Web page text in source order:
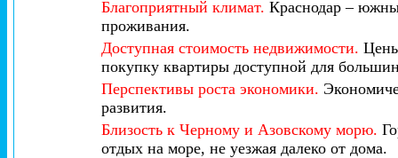
Благоприятный климат. Краснодар –
проживания.
Доступная стоимость недвижимости.
покупку квартиры доступной для
Перспективы роста экономики.
развития.
Близость к Черному и Азовскому морю.
отдых на море, не уезжая далеко от дома.